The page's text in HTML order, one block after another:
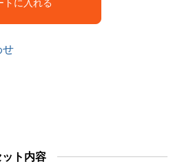
トに入れる
せ
ット内容